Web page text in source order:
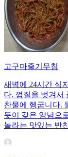
고구마줄기무침
새벽에 24시간 식
다. 껍질을 벗겨서
찬물에 헹굽니다.
듯이 갖은 양념으
놀라는 맛있는 반